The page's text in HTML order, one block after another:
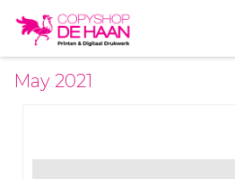
to
Content
May 2021